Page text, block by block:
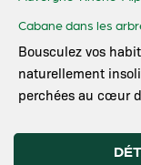
Cabane dans les
Bousculez vos
naturellement
perchées au cœur